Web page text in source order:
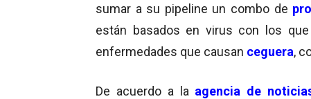
sumar a su pipeline un combo de
están basados en virus con los
enfermedades que causan ceguera,
De acuerdo a la agencia de